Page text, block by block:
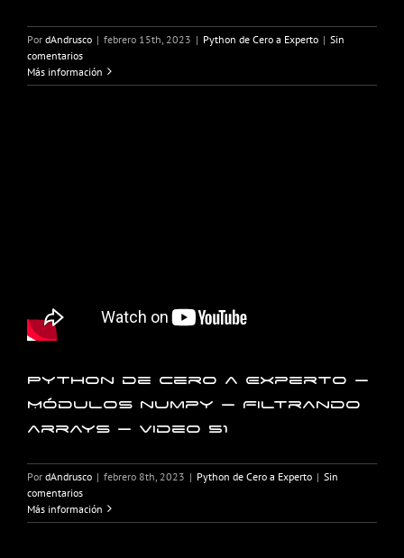
Por dAndrusco | febrero 15th, 2023 | Python de Cero a Experto | Sin
comentarios
Más información
Python de Cero a Experto –
Módulos numpy – Filtrando
arrays – Video 51
Por dAndrusco | febrero 8th, 2023 | Python de Cero a Experto | Sin
comentarios
Más información